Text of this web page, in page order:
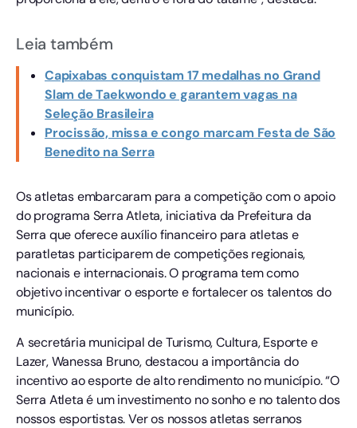
Leia também
Capixabas conquistam 17 medalhas no Grand
Slam de Taekwondo e garantem vagas na
Seleção Brasileira
Procissão, missa e congo marcam Festa de São
Benedito na Serra
Os atletas embarcaram para a competição com o apoio
do programa Serra Atleta, iniciativa da Prefeitura da
Serra que oferece auxílio financeiro para atletas e
paratletas participarem de competições regionais,
nacionais e internacionais. O programa tem como
objetivo incentivar o esporte e fortalecer os talentos do
município.
A secretária municipal de Turismo, Cultura, Esporte e
Lazer, Wanessa Bruno, destacou a importância do
incentivo ao esporte de alto rendimento no município. “O
Serra Atleta é um investimento no sonho e no talento dos
nossos esportistas. Ver os nossos atletas serranos